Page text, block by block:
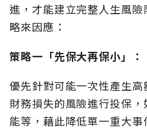
進，才能建立完整人生風
略來因應：
策略一「先保大再保小」：
優先針對可能一次性產生
財務損失的風險進行投保
能等，藉此降低單一重大